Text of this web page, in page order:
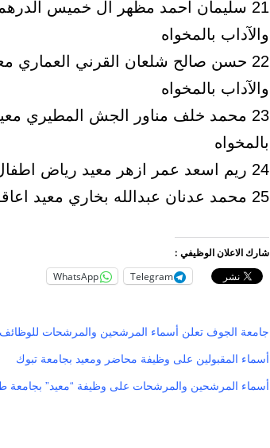
21 سليمان احمد مظهر آل خميس
والآداب بالمخواه
22 حسن صالح شلعان القرني العماري
والآداب بالمخواه
23 محمد خلف مناور الجش المطيري
بالمخواه
24 ريم اسعد عمر ازهر معيد رياض اطفال كلية التربية
25 محمد عدنان عبدالله بخاري معيد اعاقة سمعية كلية التربية
شارك الاعلان الوظيفي :
Telegram
WhatsApp
جامعة الجوف تعلن أسماء المرشحين والمرشحات للوظائف
أسماء المقبولين على وظيفة محاضر ومعيد بجامعة تبوك
أسماء المرشحين والمرشحات على وظيفة “معيد” بجامعة